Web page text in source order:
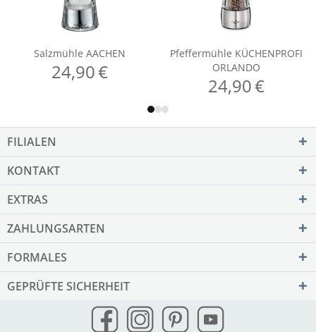
FILIALEN
KONTAKT
EXTRAS
ZAHLUNGSARTEN
FORMALES
GEPRÜFTE SICHERHEIT